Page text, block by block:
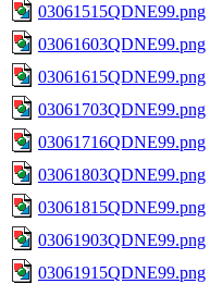
03061515QDNE99.png
03061603QDNE99.png
03061615QDNE99.png
03061703QDNE99.png
03061716QDNE99.png
03061803QDNE99.png
03061815QDNE99.png
03061903QDNE99.png
03061915QDNE99.png